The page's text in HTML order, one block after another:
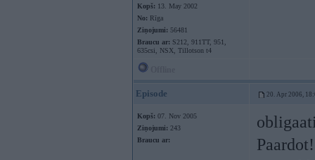
Kopš: 13. May 2002
No: Rīga
Ziņojumi: 56481
Braucu ar: S212, 911TT, 951,
635csi, NSX, Tillotson t4
Episode 20. Apr 2006,
Kopš: 07. Nov 2005
Ziņojumi: 243
Braucu ar: